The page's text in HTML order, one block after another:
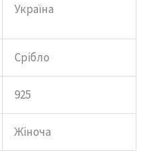
Україна
Срібло
925
Жіноча